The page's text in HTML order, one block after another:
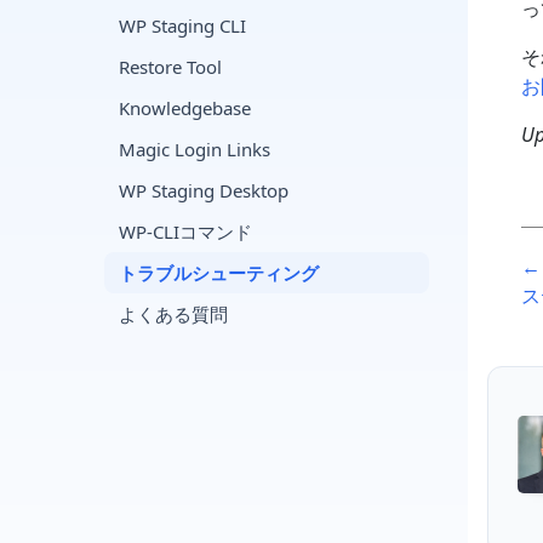
←
WP Staging CLI
Restore Tool
Knowledgebase
Magic Login Links
WP Staging Desktop
WP-CLIコマンド
トラブルシューティング
よくある質問